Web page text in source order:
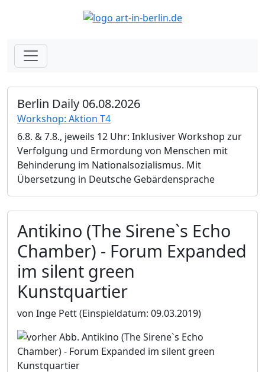
Berlin Daily 06.08.2026
Workshop: Aktion T4
6.8. & 7.8., jeweils 12 Uhr: Inklusiver Workshop zur
Verfolgung und Ermordung von Menschen mit
Behinderung im Nationalsozialismus. Mit
Übersetzung in Deutsche Gebärdensprache
Antikino (The Sirene`s Echo
Chamber) - Forum Expanded
im silent green
Kunstquartier
von Inge Pett(Einspieldatum: 09.03.2019)